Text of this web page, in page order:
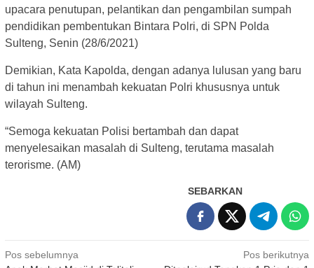
upacara penutupan, pelantikan dan pengambilan sumpah
pendidikan pembentukan Bintara Polri, di SPN Polda
Sulteng, Senin (28/6/2021)
Demikian, Kata Kapolda, dengan adanya lulusan yang baru
di tahun ini menambah kekuatan Polri khususnya untuk
wilayah Sulteng.
“Semoga kekuatan Polisi bertambah dan dapat
menyelesaikan masalah di Sulteng, terutama masalah
terorisme. (AM)
SEBARKAN
Navigasi
Pos sebelumnya
Pos berikutnya